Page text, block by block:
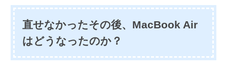
直せなかったその後、MacBook Air
はどうなったのか？